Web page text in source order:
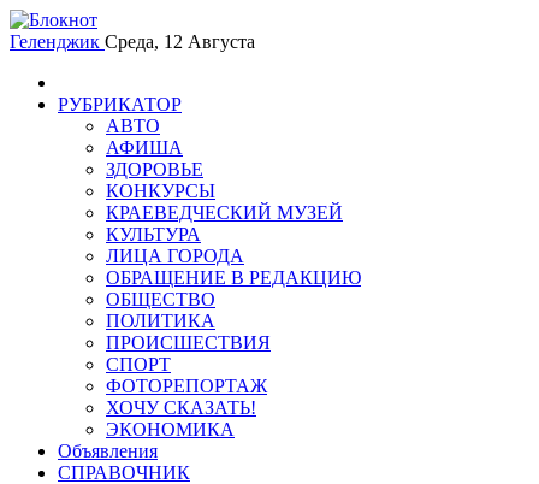
Геленджик Среда, 12 Августа
РУБРИКАТОР
АВТО
АФИША
ЗДОРОВЬЕ
КОНКУРСЫ
КРАЕВЕДЧЕСКИЙ МУЗЕЙ
КУЛЬТУРА
ЛИЦА ГОРОДА
ОБРАЩЕНИЕ В РЕДАКЦИЮ
ОБЩЕСТВО
ПОЛИТИКА
ПРОИСШЕСТВИЯ
СПОРТ
ФОТОРЕПОРТАЖ
ХОЧУ СКАЗАТЬ!
ЭКОНОМИКА
Объявления
СПРАВОЧНИК